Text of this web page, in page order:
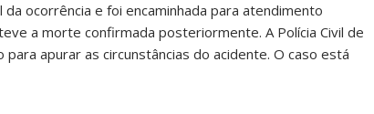
ocorrência e foi encaminhada para atendimento
a morte confirmada posteriormente. A Polícia Civil de
apurar as circunstâncias do acidente. O caso está